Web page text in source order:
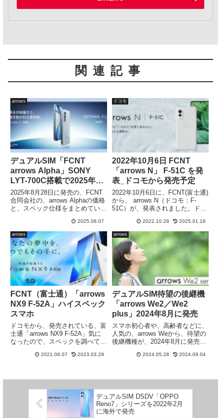
関連記事
arrows
デュアルSIM「FCNT
arrows Alpha」SONY
LYT-700C搭載で2025年8
月28日発売
2025年8月28日に発売の、FCNT
合同会社の、arrows Alphaの価格
と、スペック仕様をまとめていき
ECサイトからの発売の他に、ド
コモ版（F-51F）も発売されま
す。デュアルSIM DSDVに対応
し、SONY LYT-700Cイメージセ
ンサーを搭載した、ミドルハイス
マホで、ハイスペックなのに低価
格を売りとするスマホです。
2025.08.07
ドコモ
2022年10月6日 FCNT
「arrows N」 F-51C を発
表_ドコモから発売予定
2022年10月6日に、FCNT(富士通)
から、 arrows N（ドコモ：F-
51C）が、発表されました。ドコ
て、ラインナップに入っていま
す。Qualcomm Snapdragon 695
5G を搭載した、ミドルレンジス
マホ「arrows N」の、スペック仕
様を検証します。
2022.10.28 2025.01.16
arrows
FCNT（富士通）「arrows
NX9 F-52A」ハイスペック
スマホ
ドコモから、発売されている、富
士通「arrows NX9 F-52A」気に
なったので、スペックを調べてみ
に押されている、スマホ業界です
2021.06.07 2023.03.29
arrows
デュアルSIM待望の後継機
「arrows We2／We2
plus」2024年8月に発売
スマホ初心者や、高齢者などに、
人気の、arrows Weから、待望の
後継機種が、2024年8月に発売さ
で、一時はどうなるかと思われま
た。arrows Weは、ローエンドス
マホの中でも人気機種となってい
て、後継機種の発売に期待が高ま
っていただけに、嬉しい発表にな
ります。
2024.05.28 2024.09.04
デュアルSIM DSDV「OPPO
Reno7」シリーズを2022年2月
に海外で発売